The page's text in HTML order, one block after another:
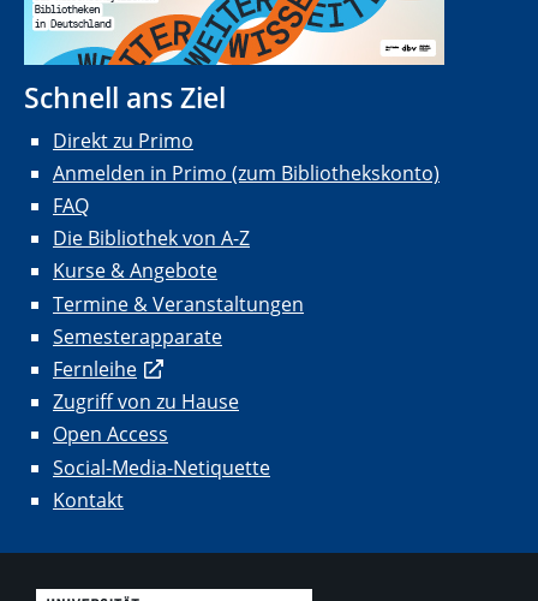
Schnell ans Ziel
Direkt zu Primo
Anmelden in Primo (zum Bibliothekskonto)
FAQ
Die Bibliothek von A-Z
Kurse & Angebote
Termine & Veranstaltungen
Semesterapparate
Fernleihe
Zugriff von zu Hause
Open Access
Social-Media-Netiquette
Kontakt